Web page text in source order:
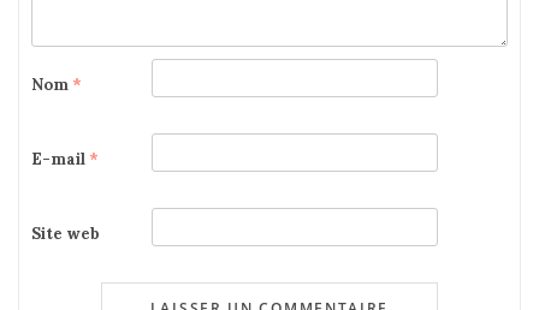
Nom *
E-mail *
Site web